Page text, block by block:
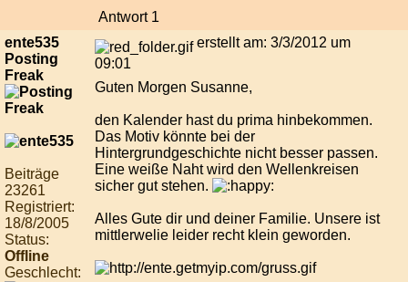
Antwort 1
ente535
Posting
Freak
Beiträge
23261
Registriert:
18/8/2005
Status:
Offline
Geschlecht:
erstellt am: 3/3/2012 um
09:01
Guten Morgen Susanne,
den Kalender hast du prima hinbekommen.
Das Motiv könnte bei der
Hintergrundgeschichte nicht besser passen.
Eine weiße Naht wird den Wellenkreisen
sicher gut stehen.
Alles Gute dir und deiner Familie. Unsere ist
mittlerwelie leider recht klein geworden.